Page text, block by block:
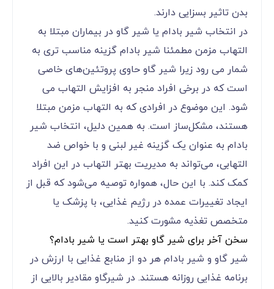
بدن تاثیر بسزایی دارند.
در انتخاب شیر بادام یا شیر گاو در بیماران مبتلا به
التهاب مزمن مطمئنا شیر بادام گزینه مناسب تری به
شمار می رود زیرا شیر گاو حاوی پروتئین‌های خاصی
است که در برخی افراد منجر به افزایش التهاب می
شود. این موضوع در افرادی که به التهاب مزمن مبتلا
هستند، مشکل‌ساز است. به همین دلیل، انتخاب شیر
بادام به عنوان یک گزینه غیر لبنی و با خواص ضد
التهابی، می‌تواند به مدیریت بهتر التهاب در این افراد
کمک کند. با این حال، همواره توصیه می‌شود که قبل از
ایجاد تغییرات عمده در رژیم غذایی، با پزشک یا
متخصص تغذیه مشورت کنید.
سخن آخر برای شیر گاو بهتر است یا شیر بادام؟
شیر گاو و شیر بادام هر دو از منابع غذایی با ارزش در
برنامه غذایی روزانه هستند. در شیرگاو مقادیر بالایی از